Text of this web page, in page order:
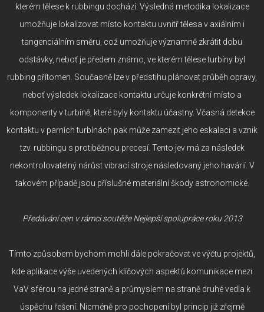
kterém tělese k rubbingu dochází. Výsledná metodika lokalizace
umožňuje lokalizovat místo kontaktu uvnitř tělesa v axiálním i
tangenciálním směru, což umožňuje významně zkrátit dobu
odstávky, neboť je předem známo, ve kterém tělese turbíny byl
rubbing přítomen. Současně lze v předstihu plánovat průběh opravy,
neboť výsledek lokalizace kontaktu určuje konkrétní místo a
komponenty v turbíně, které byly kontaktu účastny. Včasná detekce
kontaktu v parních turbínách pak může zamezit jeho eskalaci a vznik
tzv. rubbingu s protiběžnou precesí. Tento jev má za následek
nekontrolovatelný nárůst vibrací stroje následovaný jeho havárií. V
takovém případě jsou příslušné materiální škody astronomické.
Předávání cen v rámci soutěže Nejlepší spolupráce roku 2013
Tímto způsobem bychom mohli dále pokračovat ve výčtu projektů,
kde aplikace výše uvedených klíčových aspektů komunikace mezi
VaV sférou na jedné straně a průmyslem na straně druhé vedla k
úspěchu řešení. Nicméně pro pochopení byl princip již zřejmě